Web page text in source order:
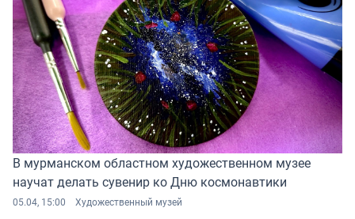
В мурманском областном художественном музее
научат делать сувенир ко Дню космонавтики
05.04, 15:00 Художественный музей